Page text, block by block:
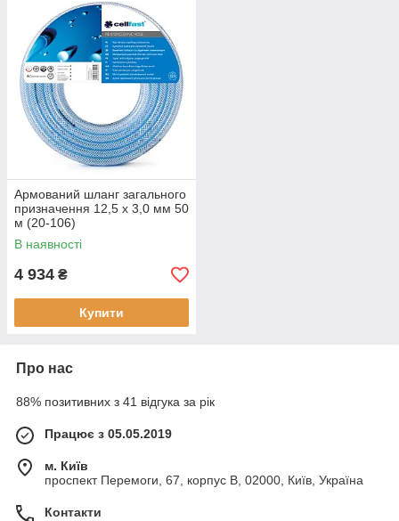
Армований шланг загального
призначення 12,5 x 3,0 мм 50
м (20-106)
В наявності
4 934 ₴
Купити
Про нас
88% позитивних з 41 відгука за рік
Працює з 05.05.2019
м. Київ
проспект Перемоги, 67, корпус В, 02000, Київ, Україна
Контакти